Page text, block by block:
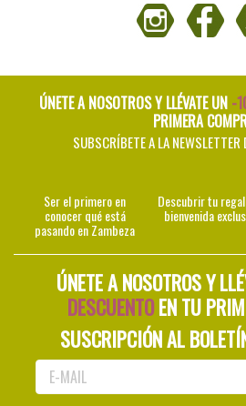
ÚNETE A NOSOTROS Y LLÉVATE UN -
PRIMERA
SUBSCRÍBETE A LA NEWSLETTER
Ser el primero en
conocer qué está
pasando en Zambeza
Descubrir tu
bienvenida
ÚNETE A NOSOTROS Y
DESCUENTOEN TU
SUSCRIPCIÓN AL